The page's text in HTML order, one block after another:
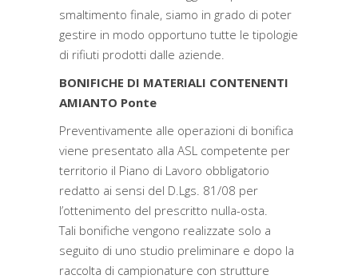
smaltimento finale, siamo in grado di poter
gestire in modo opportuno tutte le tipologie
di rifiuti prodotti dalle aziende.
BONIFICHE DI MATERIALI CONTENENTI
AMIANTO Ponte
Preventivamente alle operazioni di bonifica
viene presentato alla ASL competente per
territorio il Piano di Lavoro obbligatorio
redatto ai sensi del D.Lgs. 81/08 per
l’ottenimento del prescritto nulla-osta.
Tali bonifiche vengono realizzate solo a
seguito di uno studio preliminare e dopo la
raccolta di campionature con strutture